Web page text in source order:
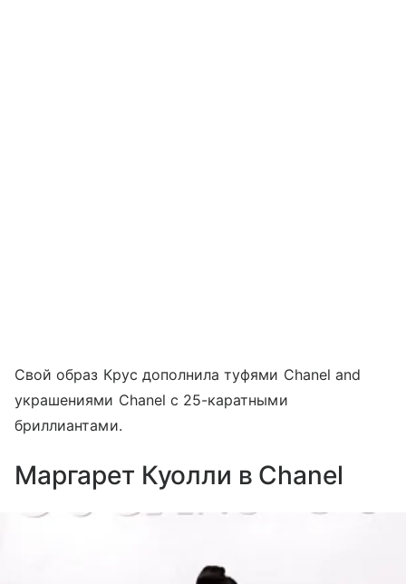
Свой образ Крус дополнила туфями Chanel and
украшениями Chanel с 25-каратными
бриллиантами.
Маргарет Куолли в Chanel